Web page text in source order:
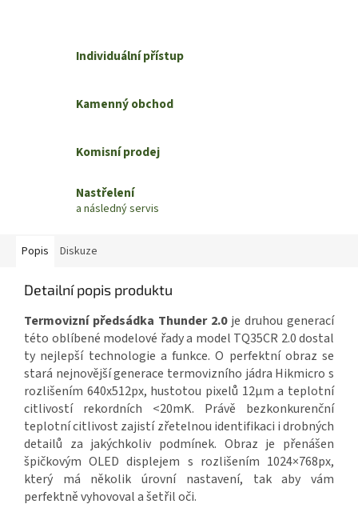
Individuální přístup
Kamenný obchod
Komisní prodej
Nastřelení
a následný servis
Popis Diskuze
Detailní popis produktu
Termovizní předsádka Thunder 2.0je druhou generací
této oblíbené modelové řady a model TQ35CR 2.0 dostal
ty nejlepší technologie a funkce. O perfektní obraz se
stará nejnovější generace termovizního jádra Hikmicro s
rozlišením 640x512px, hustotou pixelů 12μm a teplotní
citlivostí rekordních <20mK. Právě bezkonkurenční
teplotní citlivost zajistí zřetelnou identifikaci i drobných
detailů za jakýchkoliv podmínek. Obraz je přenášen
špičkovým OLED displejem s rozlišením 1024×768px,
který má několik úrovní nastavení, tak aby vám
perfektně vyhovoval a šetřil oči.